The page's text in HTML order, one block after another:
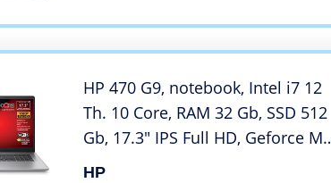
HP 470 G9, notebook, Intel i7 12
Th. 10 Core, RAM 32 Gb, SSD 512
Gb, 17.3″ IPS Full HD, Geforce Mx
550 dedicata, wi-fi 6, webcam HD,
HP